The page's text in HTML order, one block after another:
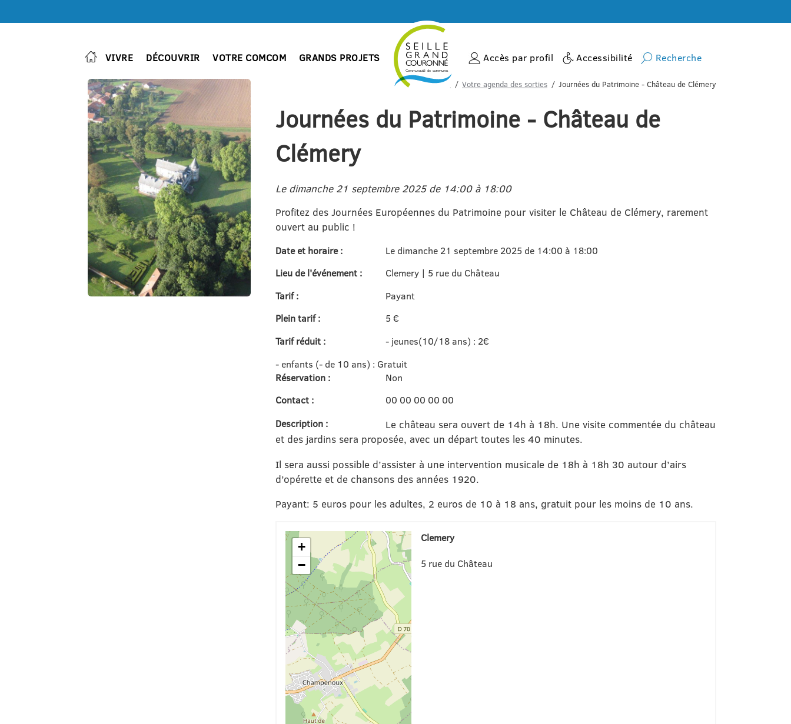
VIVRE DÉCOUVRIR VOTRE COMCOM GRANDS PROJETS Accès par profil Accessibilité Recherche
Accueil Votre agenda des sorties Journées du Patrimoine - Château de Clémery
Journées du Patrimoine - Château de
Clémery
Le dimanche 21 septembre 2025 de 14:00 à 18:00
Profitez des Journées Européennes du Patrimoine pour visiter le Château de Clémery, rarement
ouvert au public !
Date et horaire :
Le dimanche 21 septembre 2025 de 14:00 à 18:00
Lieu de l'événement :
Clemery | 5 rue du Château
Tarif :
Payant
Plein tarif :
5 €
Tarif réduit :
- jeunes(10/18 ans) : 2€
- enfants (- de 10 ans) : Gratuit
Réservation :
Non
Contact :
00 00 00 00 00
Description :
Le château sera ouvert de 14h à 18h. Une visite commentée du château
et des jardins sera proposée, avec un départ toutes les 40 minutes.
Il sera aussi possible d’assister à une intervention musicale de 18h à 18h 30 autour d’airs
d’opérette et de chansons des années 1920.
Payant: 5 euros pour les adultes, 2 euros de 10 à 18 ans, gratuit pour les moins de 10 ans.
+
−
Clemery
5 rue du Château